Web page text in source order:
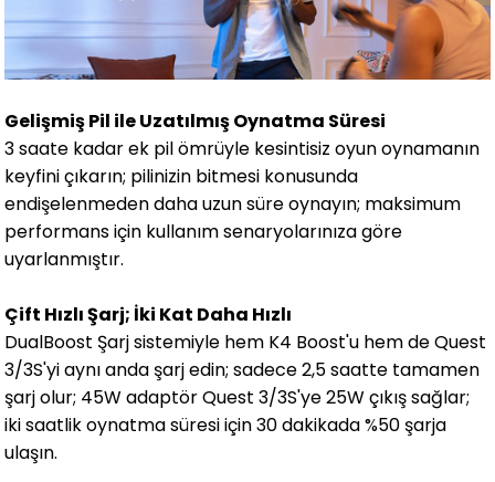
Gelişmiş Pil ile Uzatılmış Oynatma Süresi
3 saate kadar ek pil ömrüyle kesintisiz oyun oynamanın
keyfini çıkarın; pilinizin bitmesi konusunda
endişelenmeden daha uzun süre oynayın; maksimum
performans için kullanım senaryolarınıza göre
uyarlanmıştır.
Çift Hızlı Şarj; İki Kat Daha Hızlı
DualBoost Şarj sistemiyle hem K4 Boost'u hem de Quest
3/3S'yi aynı anda şarj edin; sadece 2,5 saatte tamamen
şarj olur; 45W adaptör Quest 3/3S'ye 25W çıkış sağlar;
iki saatlik oynatma süresi için 30 dakikada %50 şarja
ulaşın.